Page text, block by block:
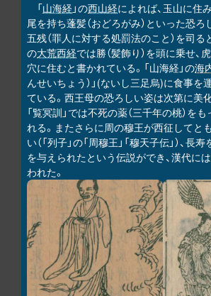
「山海経 」の西山経によれば、玉山に住
尾を持ち蓬髪（おどろがみ）といった恐ろ
五残（罪人に対する処罰法のこと）を司る
の大荒西経では勝（髪飾り）を頭に乗せ、
穴に住むと書かれている。「山海経」の海
んせいちょう）」(ないし三足烏)に食事
ている。西王母の恐ろしい姿は次第に美
「覧冥訓」では不死の薬（三千年の桃）を
れる。またさらに周の穆王が西征してと
い（「列子」の「周穆王」「穆天子伝」）、
を与えられたという伝説ができ、漢代に
われた。